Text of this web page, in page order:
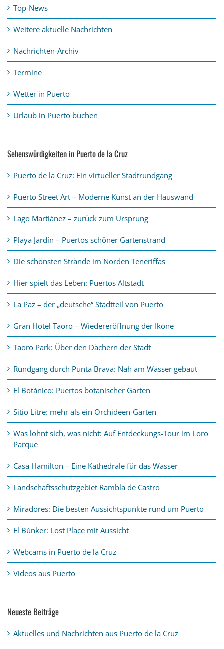
Top-News
Weitere aktuelle Nachrichten
Nachrichten-Archiv
Termine
Wetter in Puerto
Urlaub in Puerto buchen
Sehenswürdigkeiten in Puerto de la Cruz
Puerto de la Cruz: Ein virtueller Stadtrundgang
Puerto Street Art – Moderne Kunst an der Hauswand
Lago Martiánez – zurück zum Ursprung
Playa Jardín – Puertos schöner Gartenstrand
Die schönsten Strände im Norden Teneriffas
Hier spielt das Leben: Puertos Altstadt
La Paz – der „deutsche“ Stadtteil von Puerto
Gran Hotel Taoro – Wiedereröffnung der Ikone
Taoro Park: Über den Dächern der Stadt
Rundgang durch Punta Brava: Nah am Wasser gebaut
El Botánico: Puertos botanischer Garten
Sitio Litre: mehr als ein Orchideen-Garten
Was lohnt sich, was nicht: Auf Entdeckungs-Tour im Loro
Parque
Casa Hamilton – Eine Kathedrale für das Wasser
Landschaftsschutzgebiet Rambla de Castro
Miradores: Die besten Aussichtspunkte rund um Puerto
El Búnker: Lost Place mit Aussicht
Webcams in Puerto de la Cruz
Videos aus Puerto
Neueste Beiträge
Aktuelles und Nachrichten aus Puerto de la Cruz